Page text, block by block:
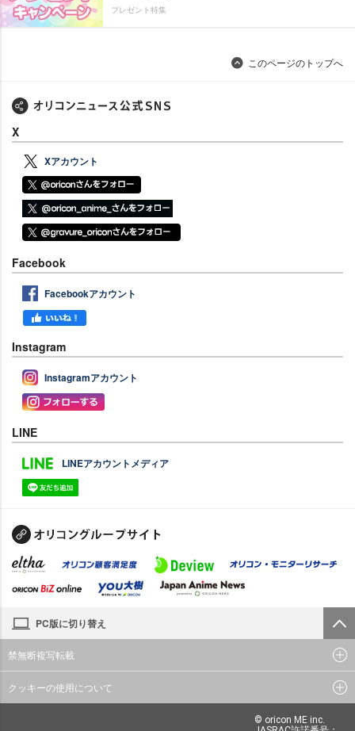
プレゼント特集
このページのトップへ
X
Xアカウント
Facebook
Facebookアカウント
Instagram
Instagramアカウント
LINE
LINEアカウントメディア
PC版に切り替え
禁無断複写転載
クッキーの使用について
© oricon ME inc.